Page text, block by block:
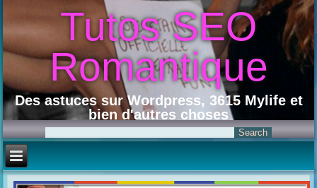
Tutos SEO
Romantique
Des astuces sur Wordpress, 3615 Mylife et
bien d'autres choses